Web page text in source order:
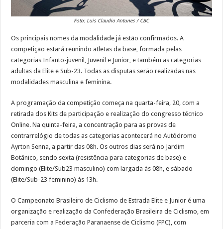
Foto: Luis Claudio Antunes / CBC
Os principais nomes da modalidade já estão confirmados. A
competição estará reunindo atletas da base, formada pelas
categorias Infanto-juvenil, Juvenil e Junior, e também as categorias
adultas da Elite e Sub-23. Todas as disputas serão realizadas nas
modalidades masculina e feminina.
A programação da competição começa na quarta-feira, 20, com a
retirada dos Kits de participação e realização do congresso técnico
Online. Na quinta-feira, a concentração para as provas de
contrarrelógio de todas as categorias acontecerá no Autódromo
Ayrton Senna, a partir das 08h. Os outros dias será no Jardim
Botânico, sendo sexta (resistência para categorias de base) e
domingo (Elite/Sub23 masculino) com largada às 08h, e sábado
(Elite/Sub-23 feminino) às 13h.
O Campeonato Brasileiro de Ciclismo de Estrada Elite e Junior é uma
organização e realização da Confederação Brasileira de Ciclismo, em
parceria com a Federação Paranaense de Ciclismo (FPC), com